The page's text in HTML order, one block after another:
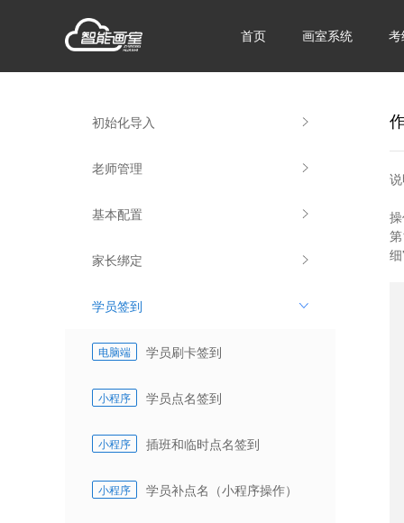
首页 画室系统
初始化导入
老师管理
基本配置
家长绑定
学员签到
电脑端 学员刷卡签到
小程序 学员点名签到
小程序 插班和临时点名签到
小程序 学员补点名（小程序操作）